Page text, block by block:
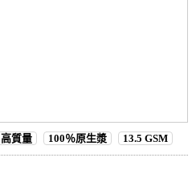
高質量 100％原生漿 13.5 GSM